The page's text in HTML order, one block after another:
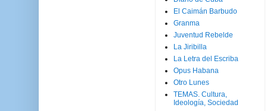
El Caimán Barbudo
Granma
Juventud Rebelde
La Jiribilla
La Letra del Escriba
Opus Habana
Otro Lunes
TEMAS. Cultura,
Ideología, Sociedad